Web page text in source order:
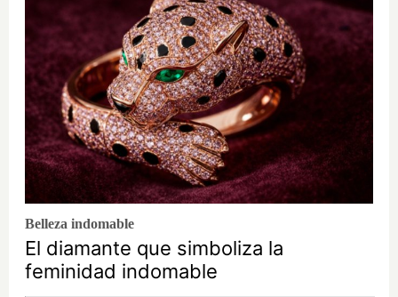
Belleza indomable
El diamante que simboliza la
feminidad indomable